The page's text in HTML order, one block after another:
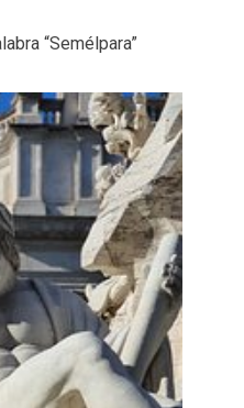
“Semélpara”